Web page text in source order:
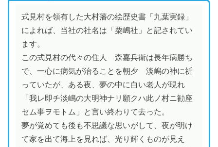
式見村を領有した大村藩の絵歴史書「九葉実録」
によれば、当社の社名は「粟嶋社」と記されてい
ます。
この式見村の代々の住人 森嘉兵衛は長年病勝ち
で、一心に病気が治ることを朝夕 淡嶋の神に祈
っていたが、ある夜、夢の中に白い老人が現れ
「我レ即チ淡嶋の大明神ナリ願クハ此ノ村ニ勧座
セム事ヲモトム」と言い終わりて去った。
夢が覚めても後も不思議な思いがして、夜が明け
て家を出て海上を見れば、光り輝くものが見え